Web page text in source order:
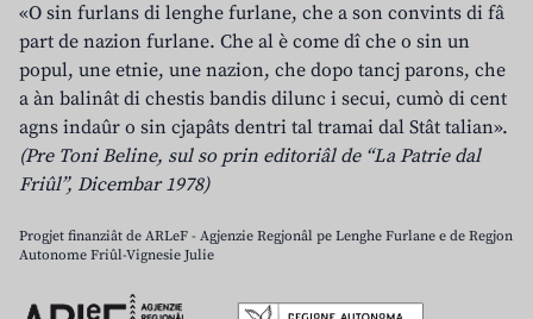
«O sin furlans di lenghe furlane, che a son convints di fâ
part de nazion furlane. Che al è come dî che o sin un
popul, une etnie, une nazion, che dopo tancj parons, che
a àn balinât di chestis bandis dilunc i secui, cumò di cent
agns indaûr o sin cjapâts dentri tal tramai dal Stât talian».
(Pre Toni Beline, sul so prin editoriâl de “La Patrie dal
Friûl”, Dicembar 1978)
Progjet finanziât de ARLeF - Agjenzie Regjonâl pe Lenghe Furlane e de Regjon
Autonome Friûl-Vignesie Julie